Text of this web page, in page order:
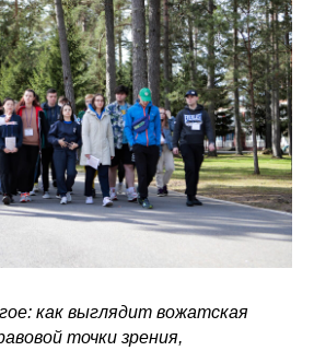
как выглядит вожатская
точки зрения,